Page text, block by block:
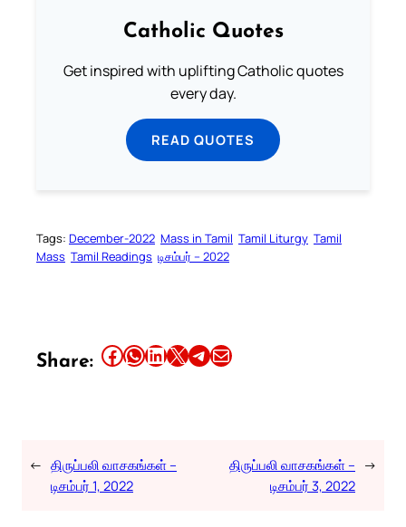
Catholic Quotes
Get inspired with uplifting Catholic quotes
every day.
READ QUOTES
Tags: December-2022 Mass in Tamil Tamil Liturgy Tamil
Mass Tamil Readings டிசம்பர் – 2022
Share: Share this article on Facebook Share this article on WhatsApp Share this article on LinkedIn Share this article on X Share this article on TelegramEmail this Article
← திருப்பலி வாசகங்கள் –
டிசம்பர் 1, 2022
திருப்பலி வாசகங்கள் –
டிசம்பர் 3, 2022
→